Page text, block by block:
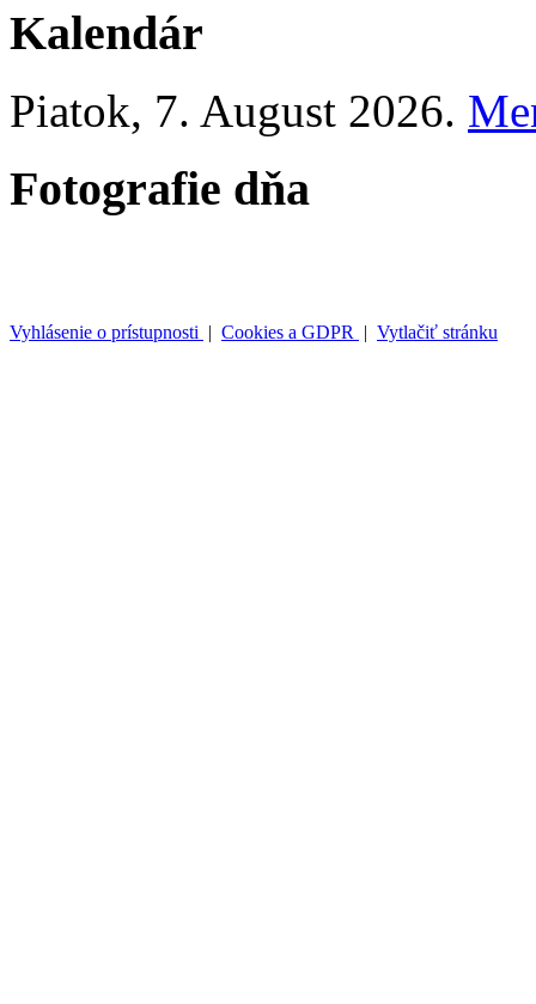
Kalendár
Piatok, 7. August 2026.
Fotografie dňa
Vyhlásenie o prístupnosti | Cookies a GDPR | Vytlačiť stránku